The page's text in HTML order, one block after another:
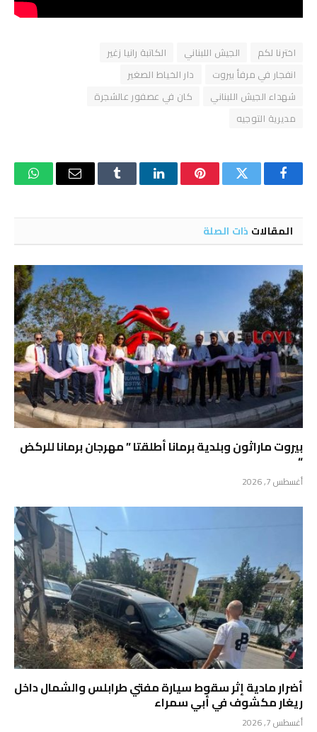
اخترنا لكم الجيش اللبناني
الكاتبة رانيا زغير
انفجار في مرفأ بيروت
دار الخياط الصغير
شهداء الجيش اللبناني
كان في عصفور عالشجرة
مديرية التوجيه
فيسبوكتويتر بينتيريستلينكدإن Tumblr البريد
المقالات ذات الصلة
بيروت ماراثون وبلدية برمانا أطلقتا ” مهرجان برمانا للركض
“
أغسطس 7, 2026
أضرار مادية إثر سقوط سيارة مفتي طرابلس والشمال داخل
ريغار مكشوف في أبي سمراء
أغسطس 7, 2026